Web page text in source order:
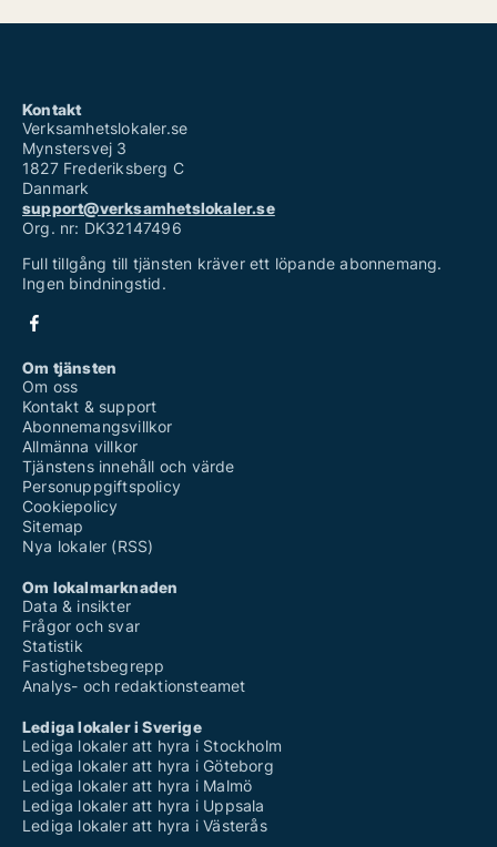
Kontakt
Verksamhetslokaler.se
Mynstersvej 3
1827 Frederiksberg C
Danmark
support@verksamhetslokaler.se
Org. nr: DK32147496
Full tillgång till tjänsten kräver ett löpande abonnemang.
Ingen bindningstid.
Om tjänsten
Om oss
Kontakt & support
Abonnemangsvillkor
Allmänna villkor
Tjänstens innehåll och värde
Personuppgiftspolicy
Cookiepolicy
Sitemap
Nya lokaler (RSS)
Om lokalmarknaden
Data & insikter
Frågor och svar
Statistik
Fastighetsbegrepp
Analys- och redaktionsteamet
Lediga lokaler i Sverige
Lediga lokaler att hyra i Stockholm
Lediga lokaler att hyra i Göteborg
Lediga lokaler att hyra i Malmö
Lediga lokaler att hyra i Uppsala
Lediga lokaler att hyra i Västerås